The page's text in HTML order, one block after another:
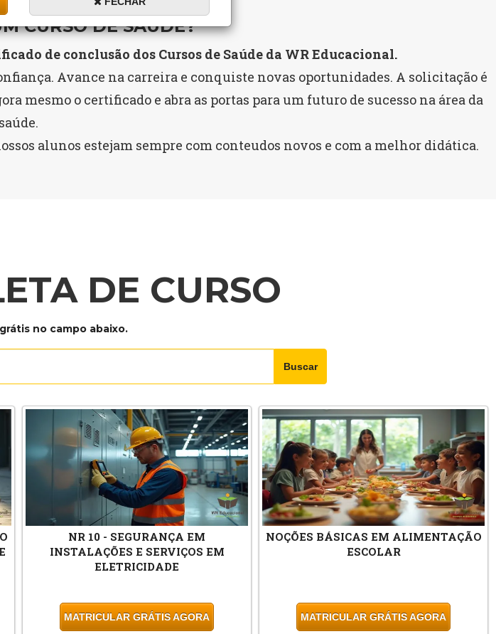
CURSO DE SAÚDE?
de conclusão dos Cursos de Saúde da WR Educacional.
Avance na carreira e conquiste novas oportunidades. A solicitação é
mesmo o certificado e abra as portas para um futuro de sucesso na área da
saúde.
alunos estejam sempre com conteudos novos e com a melhor didática.
DE CURSO
no campo abaixo.
Buscar
NR 10 - SEGURANÇA EM
INSTALAÇÕES E SERVIÇOS EM
ELETRICIDADE
MATRICULAR GRÁTIS AGORA
NOÇÕES BÁSICAS EM ALIMENTAÇÃO
ESCOLAR
MATRICULAR GRÁTIS AGORA